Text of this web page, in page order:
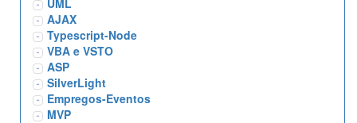
UML
AJAX
Typescript-Node
VBA e VSTO
ASP
SilverLight
Empregos-Eventos
MVP